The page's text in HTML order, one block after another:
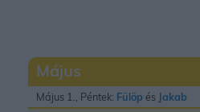
Május
Május 1., Péntek: Fülöp és Jakab